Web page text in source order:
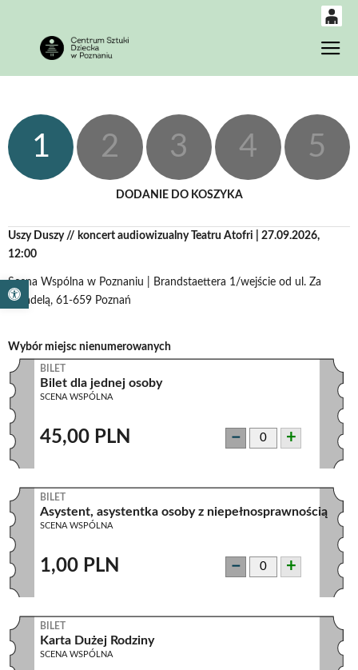
Otwórz pasek narzędzi
14
1 2 3 4 5
DODANIE DO KOSZYKA
Uszy Duszy // koncert audiowizualny Teatru Atofri | 27.09.2026,
12:00
Scena Wspólna w Poznaniu | Brandstaettera 1/wejście od ul. Za
Cytadelą, 61-659 Poznań
Wybór miejsc nienumerowanych
BILET
Bilet dla jednej osoby
SCENA WSPÓLNA
45,00 PLN − +
BILET
Asystent, asystentka osoby z niepełnosprawnością
SCENA WSPÓLNA
1,00 PLN − +
BILET
Karta Dużej Rodziny
SCENA WSPÓLNA